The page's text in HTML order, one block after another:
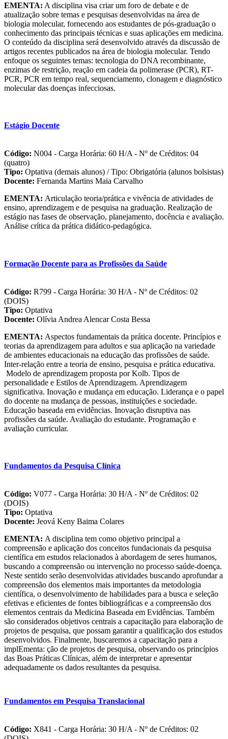
EMENTA: A disciplina visa criar um foro de debate e de
atualização sobre temas e pesquisas desenvolvidas na área de
biologia molecular, fornecendo aos estudantes de pós-graduação o
conhecimento das principais técnicas e suas aplicações em medicina.
O conteúdo da disciplina será desenvolvido através da discussão de
artigos recentes publicados na área de biologia molecular. Tendo
enfoque os seguintes temas: tecnologia do DNA recombinante,
enzimas de restrição, reação em cadeia da polimerase (PCR), RT-
PCR, PCR em tempo real, sequenciamento, clonagem e diagnóstico
molecular das doenças infecciosas.
Estágio Docente
Código: N004 - Carga Horária: 60 H/A - Nº de Créditos: 04
(quatro)
Tipo: Optativa (demais alunos) / Tipo: Obrigatória (alunos bolsistas)
Docente: Fernanda Martins Maia Carvalho
EMENTA: Articulação teoria/prática e vivência de atividades de
ensino, aprendizagem e de pesquisa na graduação. Realização de
estágio nas fases de observação, planejamento, docência e avaliação.
Análise crítica da prática didático-pedagógica.
Formação Docente para as Profissões da Saúde
Código: R799 - Carga Horária: 30 H/A - Nº de Créditos: 02
(DOIS)
Tipo: Optativa
Docente: Olívia Andrea Alencar Costa Bessa
EMENTA: Aspectos fundamentais da prática docente. Princípios e
teorias da aprendizagem para adultos e sua aplicação na variedade
de ambientes educacionais na educação das profissões de saúde.
Inter-relação entre a teoria de ensino, pesquisa e prática educativa.
Modelo de aprendizagem proposta por Kolb. Tipos de
personalidade e Estilos de Aprendizagem. Aprendizagem
significativa. Inovação e mudança em educação. Liderança e o papel
do docente na mudança de pessoas, instituições e sociedade.
Educação baseada em evidências. Inovação disruptiva nas
profissões da saúde. Avaliação do estudante. Programação e
avaliação curricular.
Fundamentos da Pesquisa Clínica
Código: V077 - Carga Horária: 30 H/A - Nº de Créditos: 02
(DOIS)
Tipo: Optativa
Docente: Jeová Keny Baima Colares
EMENTA: A disciplina tem como objetivo principal a
compreensão e aplicação dos conceitos fundacionais da pesquisa
científica em estudos relacionados à abordagem de seres humanos,
buscando a compreensão ou intervenção no processo saúde-doença.
Neste sentido serão desenvolvidas atividades buscando aprofundar a
compreensão dos elementos mais importantes da metodologia
científica, o desenvolvimento de habilidades para a busca e seleção
efetivas e eficientes de fontes bibliográficas e a compreensão dos
elementos centrais da Medicina Baseada em Evidências. Também
são considerados objetivos centrais a capacitação para elaboração de
projetos de pesquisa, que possam garantir a qualificação dos estudos
desenvolvidos. Finalmente, buscaremos a capacitação para a
implEmenta: ção de projetos de pesquisa, observando os princípios
das Boas Práticas Clínicas, além de interpretar e apresentar
adequadamente os dados resultantes da pesquisa.
Fundamentos em Pesquisa Translacional
Código: X841 - Carga Horária: 30 H/A - Nº de Créditos: 02